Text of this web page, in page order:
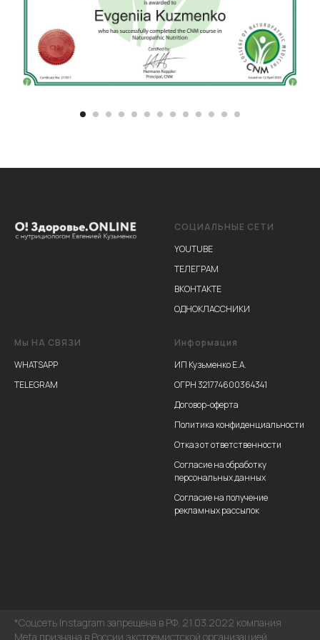
(три дня)
25-27 апреля
СОЦИАЛЬНЫЕ СЕТИ
YOUTUBE
ТЕЛЕГРАМ
ВКОНТАКТЕ
ОДНОКЛАССНИКИ
Мы НА СВЯЗИ
WHATSAPP
TELEGRAM
Информация
ИП Кузьменко Е.А.
ОГРН 321774600364341
Договор-оферта
Политика конфиденциальности
Отказ от ответственности
Согласие на обработку
персональных данных
Согласие на получение
рекламных рассылок
*Соцсеть Instagram запрещена в РФ. 21.03.2022 компания
Meta признана в России экстремистской организацией.